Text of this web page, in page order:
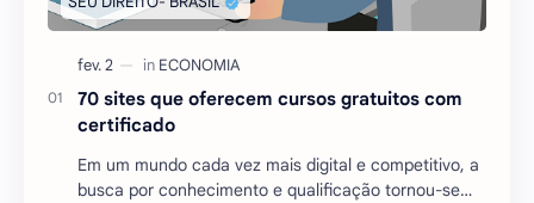
70 sites que oferecem cursos gratuitos com
certificado
Em um mundo cada vez mais digital e competitivo, a
busca por conhecimento e qualificação tornou-se